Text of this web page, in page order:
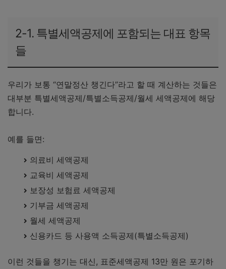
2-1. 특별세액공제에 포함되는 대표 항목
들
우리가 보통 “연말정산 챙긴다”라고 할 때 계산하는 것들은
대부분 특별세액공제/특별소득공제/월세 세액공제에 해당
합니다.
예를 들면:
의료비 세액공제
교육비 세액공제
보장성 보험료 세액공제
기부금 세액공제
월세 세액공제
신용카드 등 사용액 소득공제(특별소득공제)
이런 것들을 챙기는 대신, 표준세액공제 13만 원은 포기하